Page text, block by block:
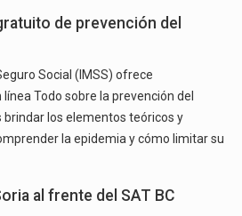
de prevención del
Social (IMSS) ofrece
Todo sobre la prevención del
brindar los elementos teóricos y
la epidemia y cómo limitar su
al frente del SAT BC